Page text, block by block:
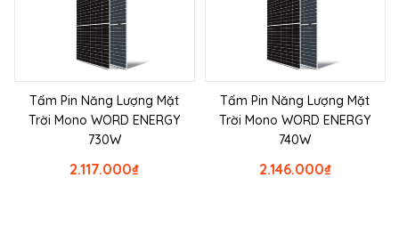
Tấm Pin Năng Lượng Mặt
Trời Mono WORD ENERGY
730W
₫
2.117.000
Tấm Pin Năng Lượng Mặt
Trời Mono WORD ENERGY
740W
₫
2.146.000